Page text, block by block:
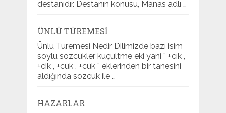
destanıdır. Destanın konusu, Manas adlı …
ÜNLÜ TÜREMESI
Ünlü Türemesi Nedir Dilimizde bazı isim
soylu sözcükler küçültme eki yani ” +cık ,
+cik , +cuk , +cük ” eklerinden bir tanesini
aldığında sözcük ile …
HAZARLAR